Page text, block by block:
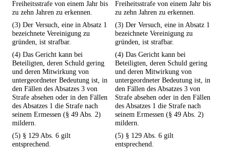
Freiheitsstrafe von einem Jahr bis
zu zehn Jahren zu erkennen.
Freiheitsstrafe von einem Jahr bis
zu zehn Jahren zu erkennen.
(3) Der Versuch, eine in Absatz 1
bezeichnete Vereinigung zu
gründen, ist strafbar.
(3) Der Versuch, eine in Absatz 1
bezeichnete Vereinigung zu
gründen, ist strafbar.
(4) Das Gericht kann bei
Beteiligten, deren Schuld gering
und deren Mitwirkung von
untergeordneter Bedeutung ist, in
den Fällen des Absatzes 3 von
Strafe absehen oder in den Fällen
des Absatzes 1 die Strafe nach
seinem Ermessen (§ 49 Abs. 2)
mildern.
(4) Das Gericht kann bei
Beteiligten, deren Schuld gering
und deren Mitwirkung von
untergeordneter Bedeutung ist, in
den Fällen des Absatzes 3 von
Strafe absehen oder in den Fällen
des Absatzes 1 die Strafe nach
seinem Ermessen (§ 49 Abs. 2)
mildern.
(5) § 129 Abs. 6 gilt
entsprechend.
(5) § 129 Abs. 6 gilt
entsprechend.